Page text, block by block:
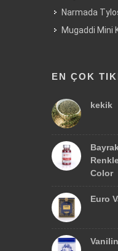
Narmada
Mugaddi Mini
EN ÇOK
kekik
Bayrak
Color
Euro